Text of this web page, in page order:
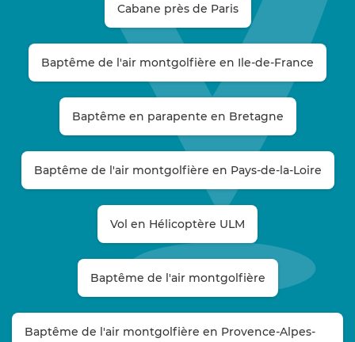
Cabane près de Paris
Baptême de l'air montgolfière en Ile-de-France
Baptême en parapente en Bretagne
Baptême de l'air montgolfière en Pays-de-la-Loire
Vol en Hélicoptère ULM
Baptême de l'air montgolfière
Baptême de l'air montgolfière en Provence-Alpes-